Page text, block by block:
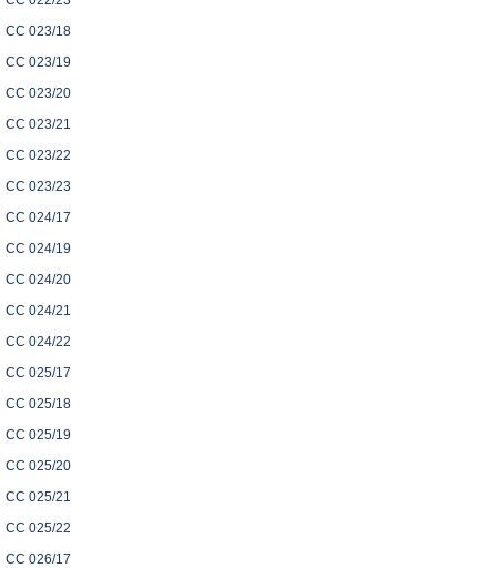
CC 023/18
CC 023/19
CC 023/20
CC 023/21
CC 023/22
CC 023/23
CC 024/17
CC 024/19
CC 024/20
CC 024/21
CC 024/22
CC 025/17
CC 025/18
CC 025/19
CC 025/20
CC 025/21
CC 025/22
CC 026/17